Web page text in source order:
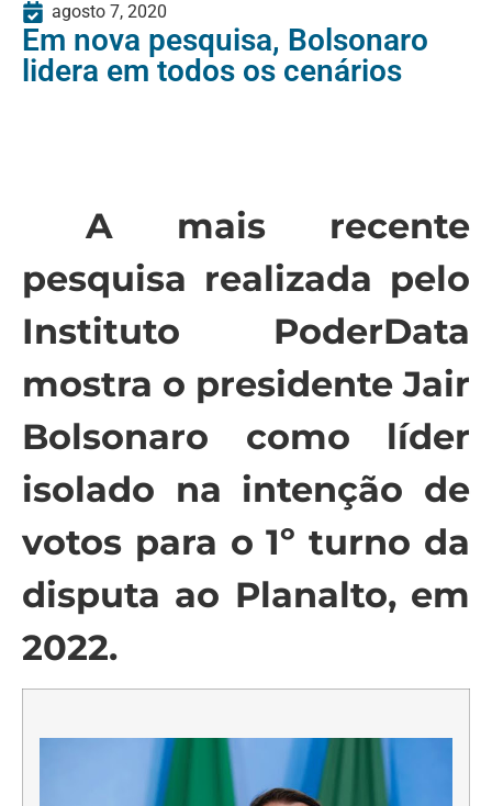
agosto 7, 2020
Em nova pesquisa, Bolsonaro
lidera em todos os cenários
A mais recente
pesquisa realizada pelo
Instituto PoderData
mostra o presidente Jair
Bolsonaro como líder
isolado na intenção de
votos para o 1º turno da
disputa ao Planalto, em
2022.